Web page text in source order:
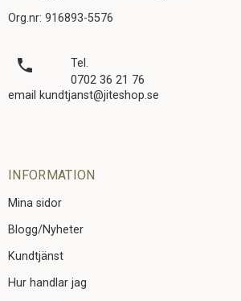
Org.nr: 916893-5576
local_phone
Tel.
0702 36 21 76
email kundtjanst@jiteshop.se
INFORMATION
Mina sidor
Blogg/Nyheter
Kundtjänst
Hur handlar jag